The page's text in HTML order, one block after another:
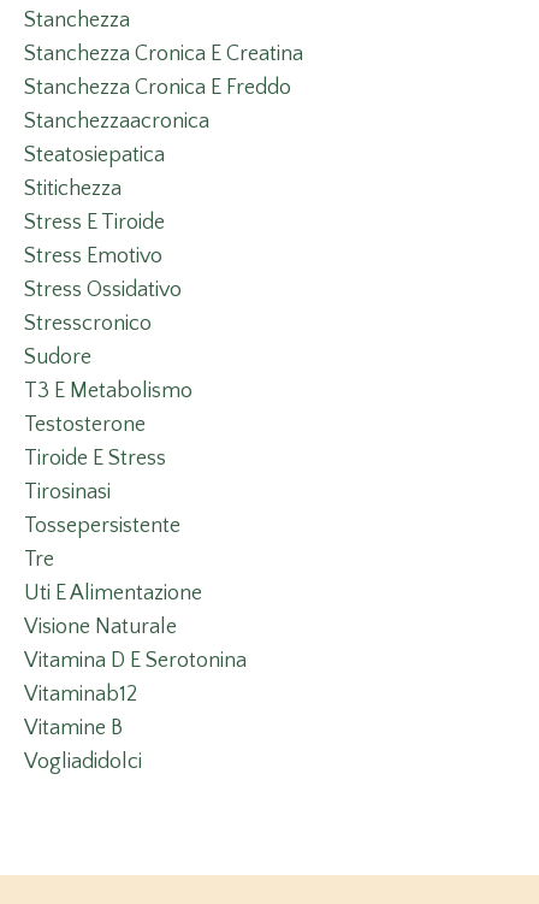
Stanchezza
Stanchezza Cronica E Creatina
Stanchezza Cronica E Freddo
Stanchezzaacronica
Steatosiepatica
Stitichezza
Stress E Tiroide
Stress Emotivo
Stress Ossidativo
Stresscronico
Sudore
T3 E Metabolismo
Testosterone
Tiroide E Stress
Tirosinasi
Tossepersistente
Tre
Uti E Alimentazione
Visione Naturale
Vitamina D E Serotonina
Vitaminab12
Vitamine B
Vogliadidolci